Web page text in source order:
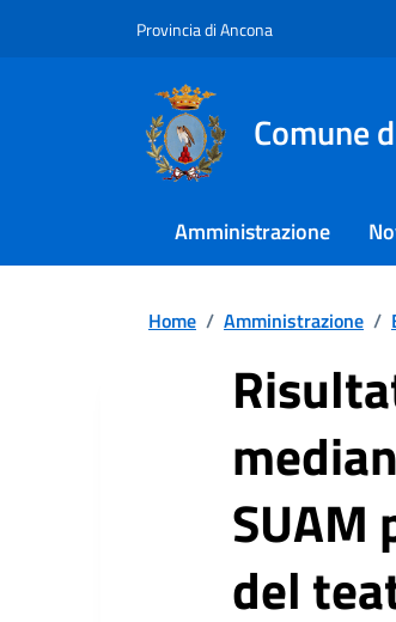
Provincia di Ancona
Comune
Amministrazione
Home / Amministrazione /
SUAM
del